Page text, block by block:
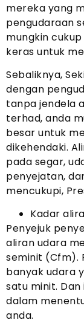
mereka yang
pengudaraan
mungkin
keras untuk
Sebaliknya,
dengan
tanpa jendela
terhad, anda
besar untuk
dikehendaki.
pada segar,
penyejatan,
mencukupi,
Kadar
Penyejuk
aliran udara
seminit (Cfm).
banyak udara
satu minit.
dalam
anda.